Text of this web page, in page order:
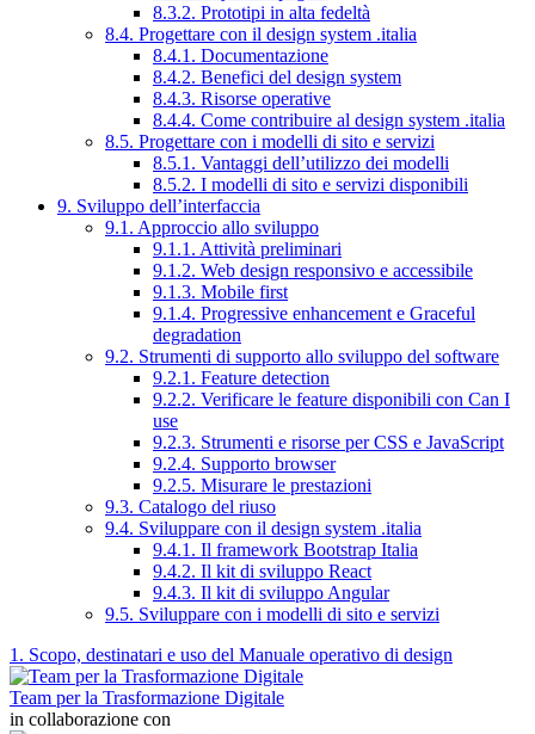
8.3.2. Prototipi in alta fedeltà
8.4. Progettare con il design system .italia
8.4.1. Documentazione
8.4.2. Benefici del design system
8.4.3. Risorse operative
8.4.4. Come contribuire al design system .italia
8.5. Progettare con i modelli di sito e servizi
8.5.1. Vantaggi dell’utilizzo dei modelli
8.5.2. I modelli di sito e servizi disponibili
9. Sviluppo dell’interfaccia
9.1. Approccio allo sviluppo
9.1.1. Attività preliminari
9.1.2. Web design responsivo e accessibile
9.1.3. Mobile first
9.1.4. Progressive enhancement e Graceful
degradation
9.2. Strumenti di supporto allo sviluppo del software
9.2.1. Feature detection
9.2.2. Verificare le feature disponibili con Can I
use
9.2.3. Strumenti e risorse per CSS e JavaScript
9.2.4. Supporto browser
9.2.5. Misurare le prestazioni
9.3. Catalogo del riuso
9.4. Sviluppare con il design system .italia
9.4.1. Il framework Bootstrap Italia
9.4.2. Il kit di sviluppo React
9.4.3. Il kit di sviluppo Angular
9.5. Sviluppare con i modelli di sito e servizi
1. Scopo, destinatari e uso del Manuale operativo di design
Team per la Trasformazione Digitale
in collaborazione con